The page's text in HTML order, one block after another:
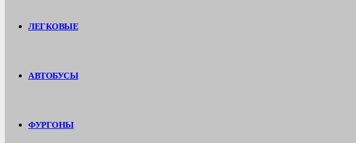
ЛЕГКОВЫЕ
АВТОБУСЫ
ФУРГОНЫ